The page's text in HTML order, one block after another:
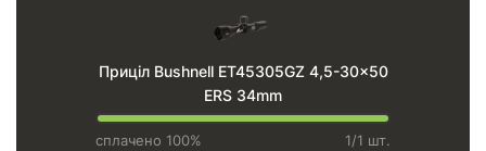
Приціл Bushnell ET45305GZ 4,5-30x50
ERS 34mm
сплачено 100% 1/1 шт.